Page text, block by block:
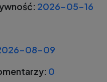
2026-05-16
08-09
0